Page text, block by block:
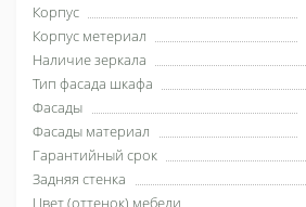
Корпус
Корпус метериал
Наличие зеркала
Тип фасада шкафа
Фасады
Фасады материал
Гарантийный срок
Задняя стенка
Цвет (оттенок) мебели